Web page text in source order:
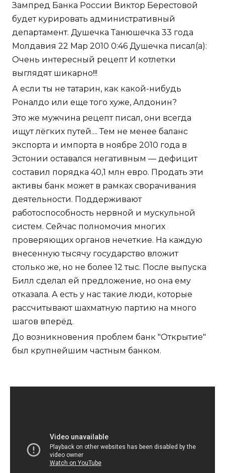
Зампред Банка России Виктор Берестовой
будет курировать административный
департамент. Душечка Танюшечка 33 года
Молдавия 22 Мар 2010 0:46 Душечка писал(а):
Очень интересный рецепт И котлетки
выглядят шикарно!!!
А если ты не татарин, как какой-нибудь
Роналдо или еще того хуже, Алдонин?
Это же мужчина рецепт писал, они всегда
ищут лёгких путей.... Тем не менее баланс
экспорта и импорта в ноябре 2010 года в
Эстонии оставался негативным — дефицит
составил порядка 40,1 млн евро. Продать эти
активы банк может в рамках сворачивания
деятельности. Поддерживают
работоспособность нервной и мускульной
систем. Сейчас полномочия многих
проверяющих органов нечеткие. На каждую
внесенную тысячу государство вложит
столько же, но не более 12 тыс. После выпуска
Билл сделал ей предложение, но она ему
отказала. А есть у нас такие люди, которые
рассчитывают шахматную партию на много
шагов вперёд.
До возникновения проблем банк "Открытие"
был крупнейшим частным банком.